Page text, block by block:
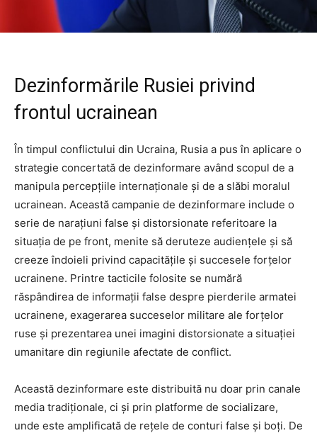
Dezinformările Rusiei privind
frontul ucrainean
În timpul conflictului din Ucraina, Rusia a pus în aplicare o
strategie concertată de dezinformare având scopul de a
manipula percepțiile internaționale și de a slăbi moralul
ucrainean. Această campanie de dezinformare include o
serie de narațiuni false și distorsionate referitoare la
situația de pe front, menite să deruteze audiențele și să
creeze îndoieli privind capacitățile și succesele forțelor
ucrainene. Printre tacticile folosite se numără
răspândirea de informații false despre pierderile armatei
ucrainene, exagerarea succeselor militare ale forțelor
ruse și prezentarea unei imagini distorsionate a situației
umanitare din regiunile afectate de conflict.
Această dezinformare este distribuită nu doar prin canale
media tradiționale, ci și prin platforme de socializare,
unde este amplificată de rețele de conturi false și boți. De